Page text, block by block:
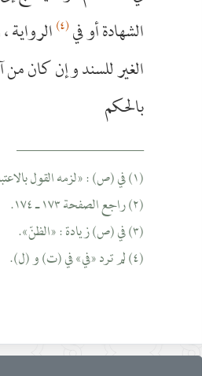
الشهادة أو في(٤)
الغير للسند وإن كان من
بالحكم
__________________
(١) في (ص) : «لزمه القول بالاعتبار».
(٢) راجع الصفحة ١٧٣ ـ ١٧٤.
(٣) في (ص) زيادة : «الظنّ».
(٤) لم ترد «في» في (ت) و (ل).